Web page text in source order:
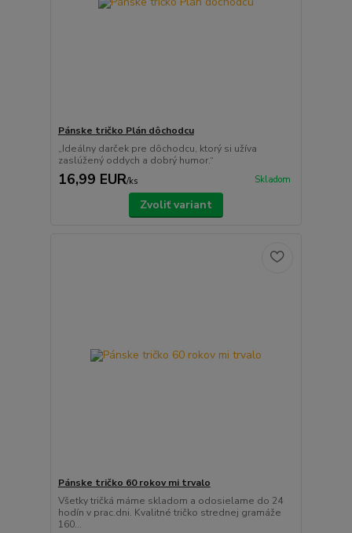
Pánske tričko Plán dôchodcu
„Ideálny darček pre dôchodcu, ktorý si užíva
zaslúžený oddych a dobrý humor.“
16,99 EUR/ks Skladom
Zvoliť variant
Pánske tričko 60 rokov mi trvalo
Všetky tričká máme skladom a odosielame do 24
hodín v prac.dni. Kvalitné tričko strednej gramáže
160...